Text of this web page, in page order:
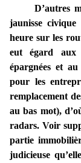
D’autres
jaunisse
heure sur les
eut égard aux
épargnées et
pour les
remplacement
au bas mot),
radars. Voir
partie
judicieuse